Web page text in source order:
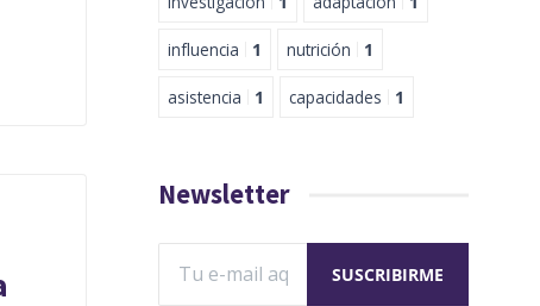
influencia 1 nutrición 1
asistencia 1 capacidades 1
Newsletter